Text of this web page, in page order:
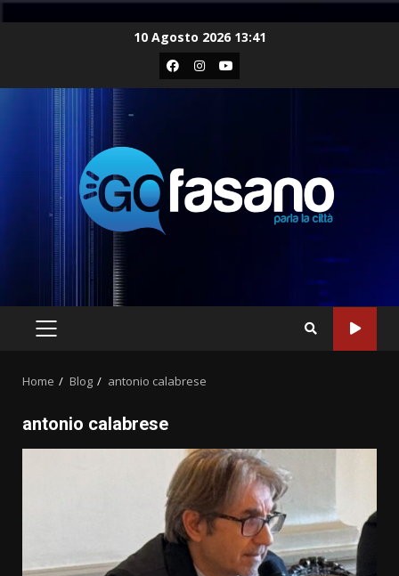
10 Agosto 2026 13:41
Facebook
Instagram
Youtube
PRIMARY
Home Blog antonio calabrese
antonio calabrese